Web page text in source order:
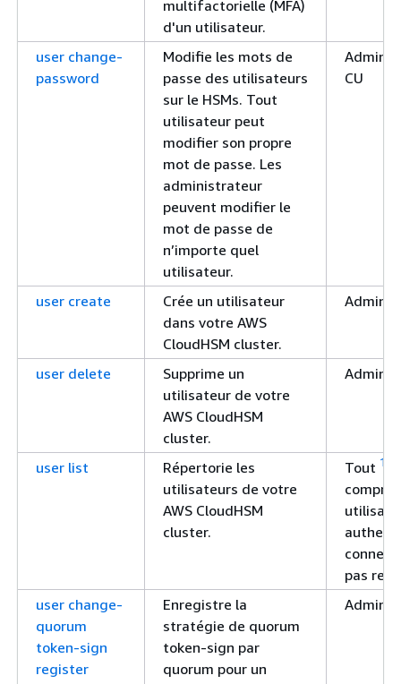
multifactorielle (MFA)
d'un utilisateur.
user change-
password
Modifie les mots de
passe des utilisateurs
sur le HSMs. Tout
utilisateur peut
modifier son propre
mot de passe. Les
administrateur
peuvent modifier le
mot de passe de
n’importe quel
utilisateur.
CU
user create
Crée un utilisateur
dans votre AWS
CloudHSM cluster.
Admin
user delete
Supprime un
utilisateur de votre
AWS CloudHSM
cluster.
Admin
user list
Répertorie les
utilisateurs de votre
AWS CloudHSM
cluster.
Tout 1
compris
pas
user change-
quorum
token-sign
register
Enregistre la
stratégie de quorum
token-sign par
quorum pour un
Admin